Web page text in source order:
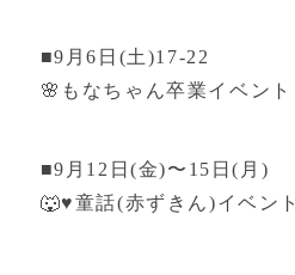
■9月6日(土)17-22
🌸もなちゃん卒業イベント
■9月12日(金)〜15日(月)
🐺♥️童話(赤ずきん)イベント